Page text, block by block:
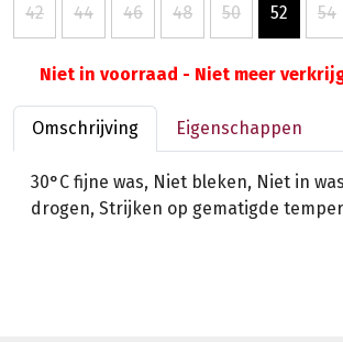
42 44 46 48 50 52 54
Niet in voorraad - Niet meer
Omschrijving Eigenschappen
30°C fijne was, Niet bleken, Niet in
drogen, Strijken op gematigde